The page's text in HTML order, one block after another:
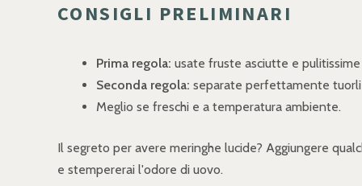
CONSIGLI PRELIMINARI
Prima regola: usate fruste asciutte e
Seconda regola: separate perfettamente tuorli
Meglio se freschi e a temperatura ambiente.
Il segreto per avere meringhe lucide? Aggiungere
e stempererai l'odore di uovo.